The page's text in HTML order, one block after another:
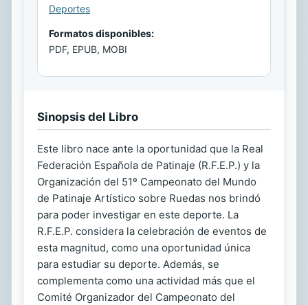
Deportes
Formatos disponibles:
PDF, EPUB, MOBI
Sinopsis del Libro
Este libro nace ante la oportunidad que la Real
Federación Española de Patinaje (R.F.E.P.) y la
Organización del 51º Campeonato del Mundo
de Patinaje Artístico sobre Ruedas nos brindó
para poder investigar en este deporte. La
R.F.E.P. considera la celebración de eventos de
esta magnitud, como una oportunidad única
para estudiar su deporte. Además, se
complementa como una actividad más que el
Comité Organizador del Campeonato del